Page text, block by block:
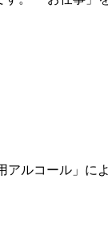
ルコール」に